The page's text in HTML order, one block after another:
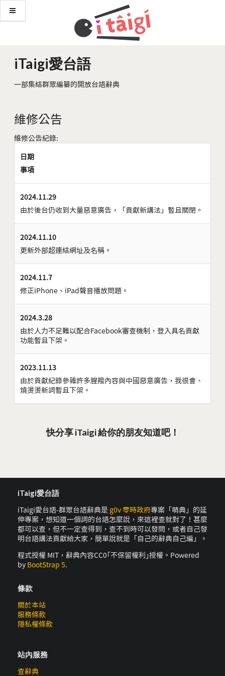
iTaigi愛台語
一部集結群眾編纂的開放台語辭典
維修公告
維修公告紀錄:
日期
事項
2024.11.29
由於後台仍收到大量惡意廣告，「貢獻新講法」暫且關閉。
2024.11.10
更新外部超連結網址及名稱。
2024.11.7
修正iPhone、iPad聲音播放問題。
2024.3.28
由於人力不足難以配合Facebook審查機制，登入具名貢獻
功能暫且下架。
2023.11.13
由於貢獻紀錄參雜許多腥羶內容與中國惡意廣告，我很會、
燒燙燙新詞暫且下架。
快分享 iTaigi 給你的朋友知道吧！
iTaigi愛台語
iTaigi愛台語-群眾台語辭典是 g0v 零時政府專案「萌典」的延
伸專案，想知道一個詞的台語怎麼說，來這裡查就對了！甚麼
都可以查，但不一定查得到，查不到時可以發問，或者自己發
明台語講法貢獻給大家，簡單說就是「自己的辭典自己編」。
程式授權 MIT，辭典內容CC0｢不保留權利｣授權。Powered
by BootStrap 5.
條款
關於本站
服務條款
隱私權條款
站內服務
查辭典